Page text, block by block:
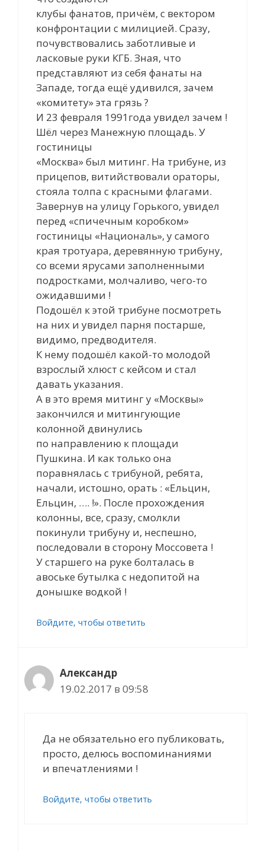
клубы фанатов, причём, с вектором
конфронтации с милицией. Сразу,
почувствовались заботливые и
ласковые руки КГБ. Зная, что
представляют из себя фанаты на
Западе, тогда ещё удивился, зачем
«комитету» эта грязь ?
И 23 февраля 1991года увидел зачем !
Шёл через Манежную площадь. У
гостиницы
«Москва» был митинг. На трибуне, из
прицепов, витийствовали ораторы,
стояла толпа с красными флагами.
Завернув на улицу Горького, увидел
перед «спичечным коробком»
гостиницы «Националь», у самого
края тротуара, деревянную трибуну,
со всеми ярусами заполненными
подростками, молчаливо, чего-то
ожидавшими !
Подошёл к этой трибуне посмотреть
на них и увидел парня постарше,
видимо, предводителя.
К нему подошёл какой-то молодой
взрослый хлюст с кейсом и стал
давать указания.
А в это время митинг у «Москвы»
закончился и митингующие
колонной двинулись
по направлению к площади
Пушкина. И как только она
поравнялась с трибуной, ребята,
начали, истошно, орать : «Ельцин,
Ельцин, …. !». После прохождения
колонны, все, сразу, смолкли
покинули трибуну и, неспешно,
последовали в сторону Моссовета !
У старшего на руке болталась в
авоське бутылка с недопитой на
донышке водкой !
Войдите, чтобы ответить
Александр
19.02.2017 в 09:58
Да не обязательно его публиковать,
просто, делюсь воспоминаниями
и впечатлениями !
Войдите, чтобы ответить